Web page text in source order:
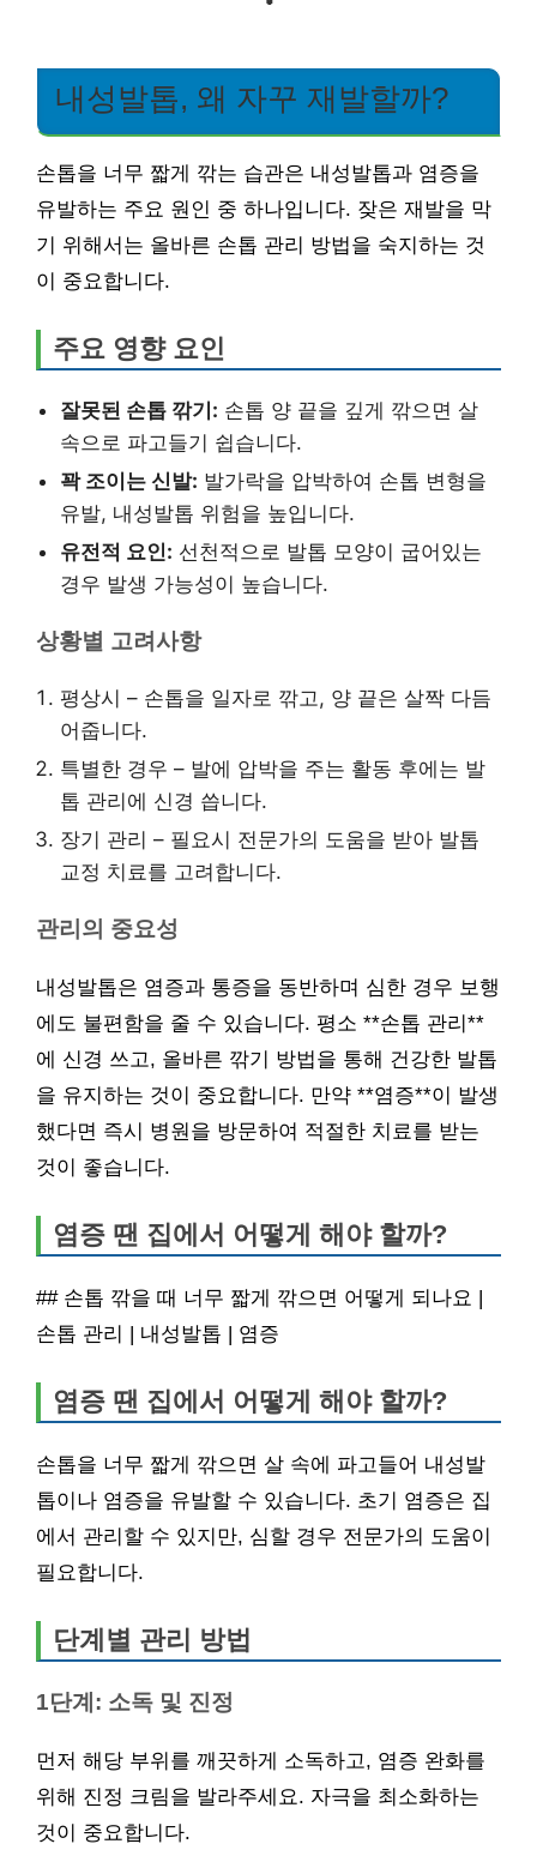
내성발톱, 왜 자꾸 재발할까?
손톱을 너무 짧게 깎는 습관은 내성발톱과 염증을
유발하는 주요 원인 중 하나입니다. 잦은 재발을 막
기 위해서는 올바른 손톱 관리 방법을 숙지하는 것
이 중요합니다.
주요 영향 요인
잘못된 손톱 깎기: 손톱 양 끝을 깊게 깎으면 살
속으로 파고들기 쉽습니다.
꽉 조이는 신발: 발가락을 압박하여 손톱 변형을
유발, 내성발톱 위험을 높입니다.
유전적 요인: 선천적으로 발톱 모양이 굽어있는
경우 발생 가능성이 높습니다.
상황별 고려사항
평상시 – 손톱을 일자로 깎고, 양 끝은 살짝 다듬
어줍니다.
특별한 경우 – 발에 압박을 주는 활동 후에는 발
톱 관리에 신경 씁니다.
장기 관리 – 필요시 전문가의 도움을 받아 발톱
교정 치료를 고려합니다.
관리의 중요성
내성발톱은 염증과 통증을 동반하며 심한 경우 보행
에도 불편함을 줄 수 있습니다. 평소 **손톱 관리**
에 신경 쓰고, 올바른 깎기 방법을 통해 건강한 발톱
을 유지하는 것이 중요합니다. 만약 **염증**이 발생
했다면 즉시 병원을 방문하여 적절한 치료를 받는
것이 좋습니다.
염증 땐 집에서 어떻게 해야 할까?
## 손톱 깎을 때 너무 짧게 깎으면 어떻게 되나요 |
손톱 관리 | 내성발톱 | 염증
염증 땐 집에서 어떻게 해야 할까?
손톱을 너무 짧게 깎으면 살 속에 파고들어 내성발
톱이나 염증을 유발할 수 있습니다. 초기 염증은 집
에서 관리할 수 있지만, 심할 경우 전문가의 도움이
필요합니다.
단계별 관리 방법
1단계: 소독 및 진정
먼저 해당 부위를 깨끗하게 소독하고, 염증 완화를
위해 진정 크림을 발라주세요. 자극을 최소화하는
것이 중요합니다.